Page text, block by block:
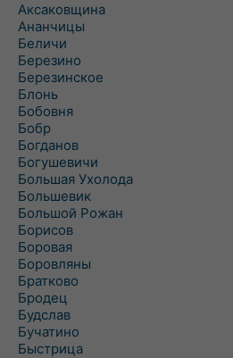
Аксаковщина
Ананчицы
Беличи
Березино
Березинское
Блонь
Бобовня
Бобр
Богданов
Богушевичи
Большая Ухолода
Большевик
Большой Рожан
Борисов
Боровая
Боровляны
Братково
Бродец
Будслав
Бучатино
Быстрица